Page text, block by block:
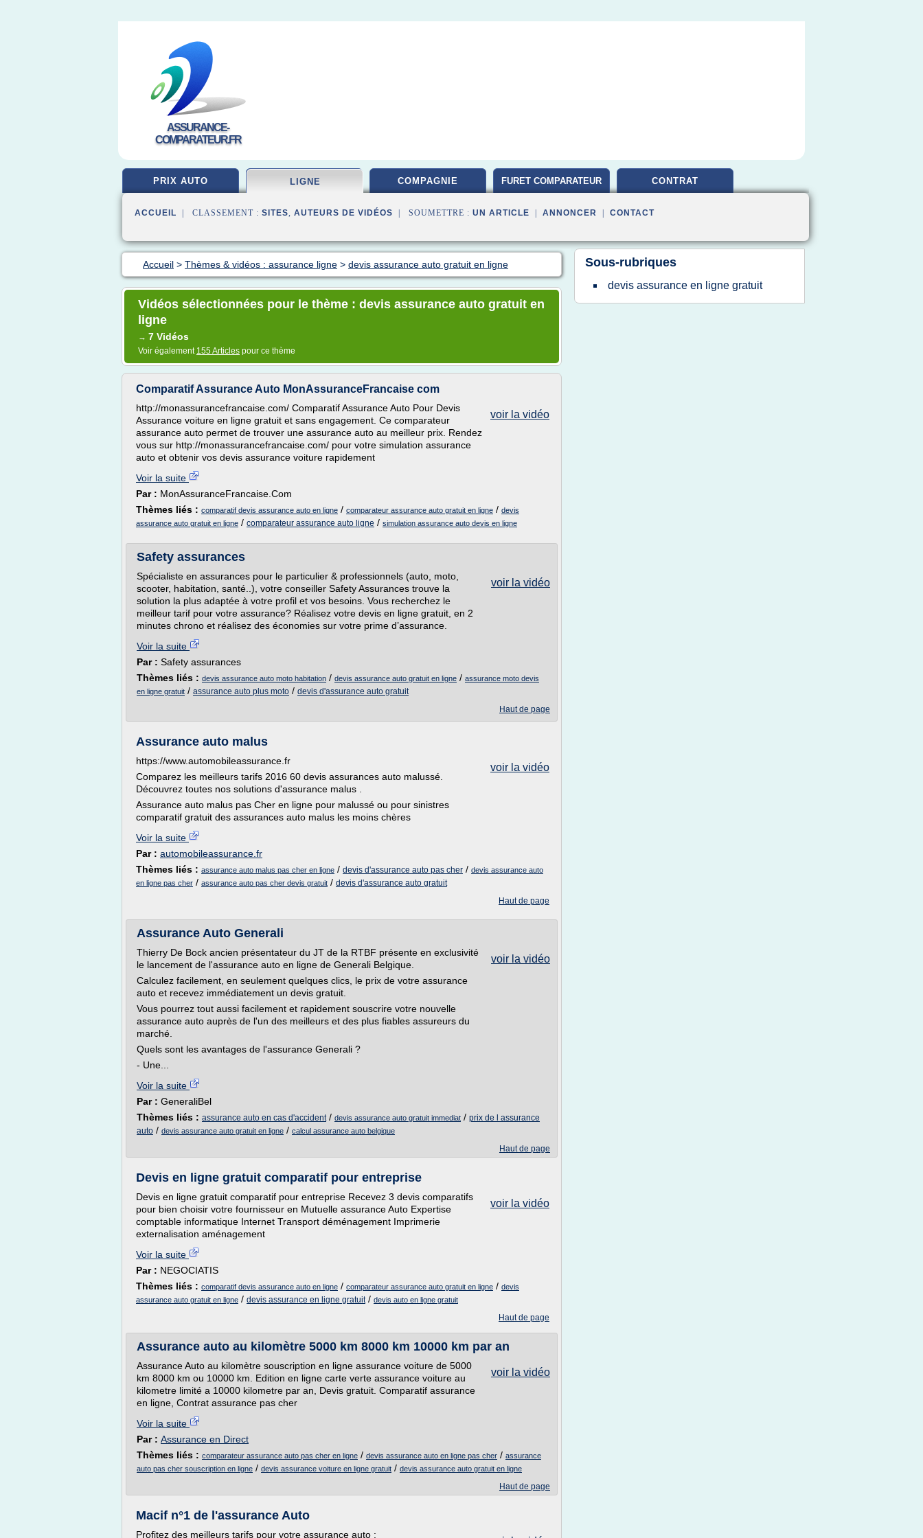
ASSURANCE-
COMPARATEUR.FR
PRIX AUTO LIGNE COMPAGNIE FURET COMPARATEUR CONTRAT
ACCUEIL | CLASSEMENT : SITES, AUTEURS DE VIDÉOS | SOUMETTRE : UN ARTICLE ANNONCER CONTACT
Accueil > Thèmes & vidéos : assurance ligne > devis assurance auto gratuit en ligne
Vidéos sélectionnées pour le thème : devis assurance auto gratuit en
ligne
→ 7 Vidéos
Voir également 155 Articles pour ce thème
Comparatif Assurance Auto MonAssuranceFrancaise com
voir la vidéo
http://monassurancefrancaise.com/ Comparatif Assurance Auto Pour Devis
Assurance voiture en ligne gratuit et sans engagement. Ce comparateur
assurance auto permet de trouver une assurance auto au meilleur prix. Rendez
vous sur http://monassurancefrancaise.com/ pour votre simulation assurance
auto et obtenir vos devis assurance voiture rapidement
Voir la suite
Par : MonAssuranceFrancaise.Com
Thèmes liés : comparatif devis assurance auto en ligne / comparateur assurance auto gratuit en ligne / devis
assurance auto gratuit en ligne / comparateur assurance auto ligne / simulation assurance auto devis en ligne
Safety assurances
voir la vidéo
Spécialiste en assurances pour le particulier & professionnels (auto, moto,
scooter, habitation, santé..), votre conseiller Safety Assurances trouve la
solution la plus adaptée à votre profil et vos besoins. Vous recherchez le
meilleur tarif pour votre assurance? Réalisez votre devis en ligne gratuit, en 2
minutes chrono et réalisez des économies sur votre prime d’assurance.
Voir la suite
Par : Safety assurances
Thèmes liés : devis assurance auto moto habitation / devis assurance auto gratuit en ligne / assurance moto devis
en ligne gratuit / assurance auto plus moto / devis d'assurance auto gratuit
Haut de page
Assurance auto malus
voir la vidéo
https://www.automobileassurance.fr
Comparez les meilleurs tarifs 2016 60 devis assurances auto malussé.
Découvrez toutes nos solutions d'assurance malus .
Assurance auto malus pas Cher en ligne pour malussé ou pour sinistres
comparatif gratuit des assurances auto malus les moins chères
Voir la suite
Par : automobileassurance.fr
Thèmes liés : assurance auto malus pas cher en ligne / devis d'assurance auto pas cher / devis assurance auto
en ligne pas cher / assurance auto pas cher devis gratuit / devis d'assurance auto gratuit
Haut de page
Assurance Auto Generali
voir la vidéo
Thierry De Bock ancien présentateur du JT de la RTBF présente en exclusivité
le lancement de l'assurance auto en ligne de Generali Belgique.
Calculez facilement, en seulement quelques clics, le prix de votre assurance
auto et recevez immédiatement un devis gratuit.
Vous pourrez tout aussi facilement et rapidement souscrire votre nouvelle
assurance auto auprès de l'un des meilleurs et des plus fiables assureurs du
marché.
Quels sont les avantages de l'assurance Generali ?
- Une...
Voir la suite
Par : GeneraliBel
Thèmes liés : assurance auto en cas d'accident/ devis assurance auto gratuit immediat / prix de l assurance
auto / devis assurance auto gratuit en ligne / calcul assurance auto belgique
Haut de page
Devis en ligne gratuit comparatif pour entreprise
voir la vidéo
Devis en ligne gratuit comparatif pour entreprise Recevez 3 devis comparatifs
pour bien choisir votre fournisseur en Mutuelle assurance Auto Expertise
comptable informatique Internet Transport déménagement Imprimerie
externalisation aménagement
Voir la suite
Par : NEGOCIATIS
Thèmes liés : comparatif devis assurance auto en ligne / comparateur assurance auto gratuit en ligne / devis
assurance auto gratuit en ligne / devis assurance en ligne gratuit/ devis auto en ligne gratuit
Haut de page
Assurance auto au kilomètre 5000 km 8000 km 10000 km par an
voir la vidéo
Assurance Auto au kilomètre souscription en ligne assurance voiture de 5000
km 8000 km ou 10000 km. Edition en ligne carte verte assurance voiture au
kilometre limité a 10000 kilometre par an, Devis gratuit. Comparatif assurance
en ligne, Contrat assurance pas cher
Voir la suite
Par : Assurance en Direct
Thèmes liés : comparateur assurance auto pas cher en ligne / devis assurance auto en ligne pas cher / assurance
auto pas cher souscription en ligne / devis assurance voiture en ligne gratuit / devis assurance auto gratuit en ligne
Haut de page
Macif n°1 de l'assurance Auto
Profitez des meilleurs tarifs pour votre assurance auto :
Sous-rubriques
devis assurance en ligne gratuit